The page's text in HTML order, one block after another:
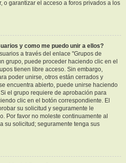
o garantizar el acceso a foros privados a los
y como me puedo unir a ellos?
a través del enlace "Grupos de
grupo, puede proceder haciendo clic en el
tienen libre acceso. Sin embargo,
poder unirse, otros están cerrados y
encuentra abierto, puede unirse haciendo
el grupo requiere de aprobación para
clic en el botón correspondiente. El
su solicitud y seguramente le
Por favor no moleste continuamente al
su solicitud; seguramente tenga sus